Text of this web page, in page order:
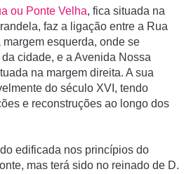
ou Ponte Velha, fica situada na
faz a ligação entre a Rua
esquerda, onde se
cidade, e a Avenida Nossa
na margem direita. A sua
do século XVI, tendo
e reconstruções ao longo dos
edificada nos princípios do
mas terá sido no reinado de D.